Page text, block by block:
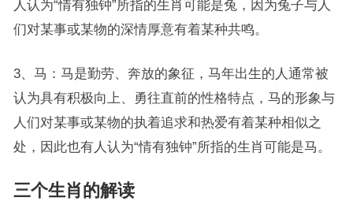
人认为“情有独钟”所指的生肖可能是兔，因为兔子与人
们对某事或某物的深情厚意有着某种共鸣。
3、马：马是勤劳、奔放的象征，马年出生的人通常被
认为具有积极向上、勇往直前的性格特点，马的形象与
人们对某事或某物的执着追求和热爱有着某种相似之
处，因此也有人认为“情有独钟”所指的生肖可能是马。
三个生肖的解读